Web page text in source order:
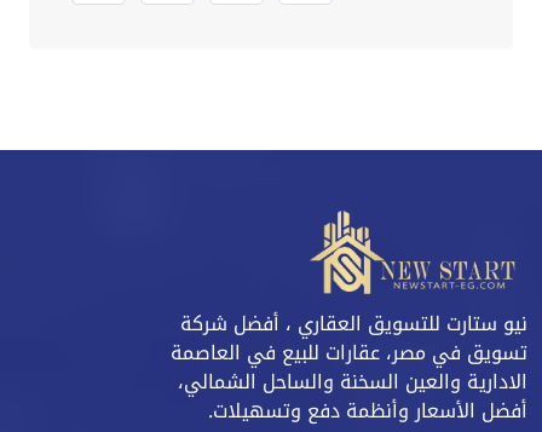
نيو ستارت للتسويق العقاري ، أفضل شركة
تسويق في مصر، عقارات للبيع في العاصمة
الادارية والعين السخنة والساحل الشمالي،
أفضل الأسعار وأنظمة دفع وتسهيلات.